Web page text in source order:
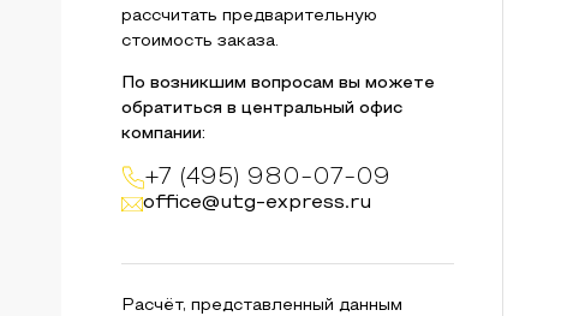
рассчитать предварительную
стоимость заказа.
По возникшим вопросам вы можете
обратиться в центральный офис
компании:
+7 (495) 980-07-09
office@utg-express.ru
Расчёт, представленный данным